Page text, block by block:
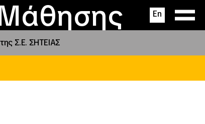
Μάθησης En
Σ.Ε. ΣΗΤΕΙΑΣ